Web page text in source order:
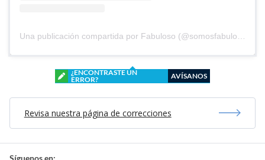
¿ENCONTRASTE UN
ERROR?
AVÍSANOS
Revisa nuestra página de correcciones
Síguenos en: